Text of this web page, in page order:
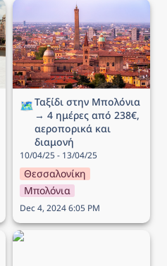
Ταξίδι στην Μπολόνια →
4 ημέρες από 238€,
αεροπορικά και διαμονή
🗺️Ταξίδι στην Μπολόνια
→ 4 ημέρες από 238€,
αεροπορικά και
διαμονή
10/04/25 - 13/04/25
Θεσσαλονίκη
Μπολόνια
Dec 4, 2024 6:05 PM
Ταξίδι στην Νάπολη → 5